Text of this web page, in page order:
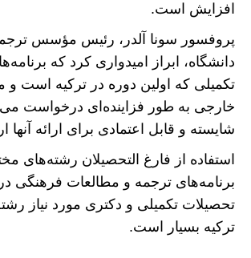
افزایش است.
پروفسور سونا آلدر، رئیس مؤسس
دانشگاه، ابراز امیدواری کرد که
تکمیلی که اولین دوره در ترکیه است و
خارجی به طور فزاینده‌ای درخواست
شایسته و قابل اعتمادی برای ارائه آنها
استفاده از فارغ التحصیلان رشته‌های
برنامه‌های ترجمه و مطالعات فرهنگی
تحصیلات تکمیلی و دکتری مورد نیاز
ترکیه بسیار است.